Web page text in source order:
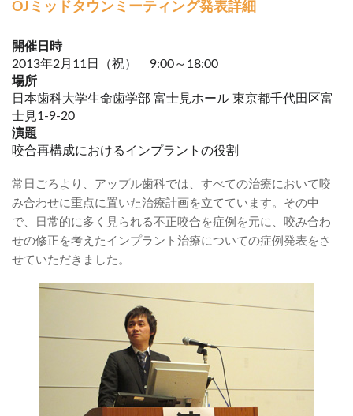
OJミッドタウンミーティング発表詳細
開催日時
2013年2月11日（祝） 9:00～18:00
場所
日本歯科大学生命歯学部 富士見ホール 東京都千代田区富
士見1-9-20
演題
咬合再構成におけるインプラントの役割
常日ごろより、アップル歯科では、すべての治療において咬
み合わせに重点に置いた治療計画を立てています。その中
で、日常的に多く見られる不正咬合を症例を元に、咬み合わ
せの修正を考えたインプラント治療についての症例発表をさ
せていただきました。